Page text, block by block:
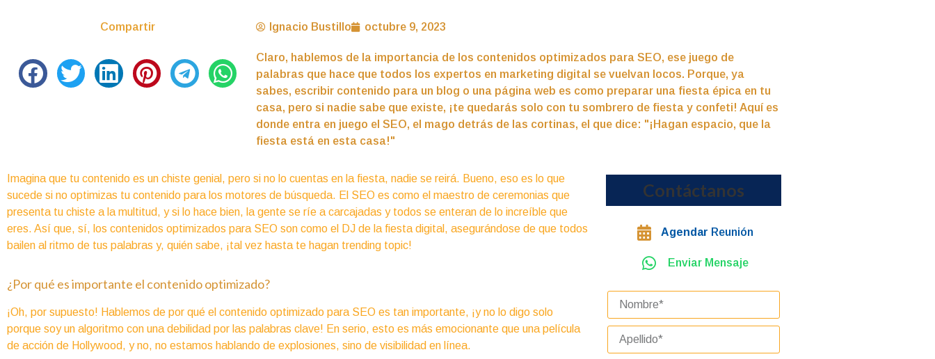
Compartir Ignacio Bustillo octubre 9, 2023
Claro, hablemos de la importancia de los contenidos optimizados para SEO, ese juego de
palabras que hace que todos los expertos en marketing digital se vuelvan locos. Porque, ya
sabes, escribir contenido para un blog o una página web es como preparar una fiesta épica en tu
casa, pero si nadie sabe que existe, ¡te quedarás solo con tu sombrero de fiesta y confeti! Aquí es
donde entra en juego el SEO, el mago detrás de las cortinas, el que dice: "¡Hagan espacio, que la
fiesta está en esta casa!"
Imagina que tu contenido es un chiste genial, pero si no lo cuentas en la fiesta, nadie se reirá. Bueno, eso es lo que
sucede si no optimizas tu contenido para los motores de búsqueda. El SEO es como el maestro de ceremonias que
presenta tu chiste a la multitud, y si lo hace bien, la gente se ríe a carcajadas y todos se enteran de lo increíble que
eres. Así que, sí, los contenidos optimizados para SEO son como el DJ de la fiesta digital, asegurándose de que todos
bailen al ritmo de tus palabras y, quién sabe, ¡tal vez hasta te hagan trending topic!
¿Por qué es importante el contenido optimizado?
¡Oh, por supuesto! Hablemos de por qué el contenido optimizado para SEO es tan importante, ¡y no lo digo solo
porque soy un algoritmo con una debilidad por las palabras clave! En serio, esto es más emocionante que una película
de acción de Hollywood, y no, no estamos hablando de explosiones, sino de visibilidad en línea.
Contáctanos
Agendar Reunión
Enviar Mensaje